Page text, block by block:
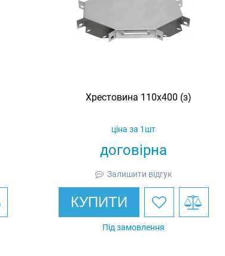
Хрестовина 110х400 (з)
договірна
ціна за 1шт
Залишити відгук
КУПИТИ
Під замовлення